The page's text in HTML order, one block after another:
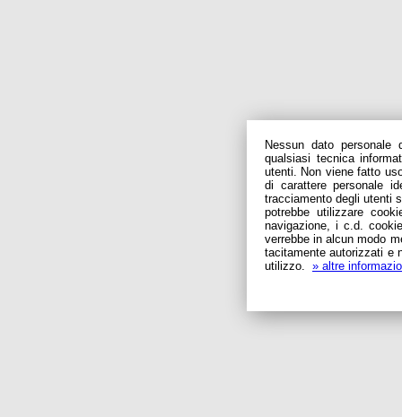
Nessun dato
qualsiasi tecnica
utenti. Non viene fatto
di carattere personale
tracciamento degli utenti
potrebbe utilizzare
navigazione, i c.d.
verrebbe in alcun modo
tacitamente autorizzati e
utilizzo.
» altre